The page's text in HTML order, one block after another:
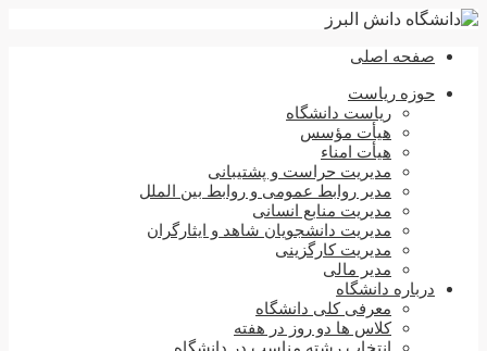
صفحه اصلی
حوزه ریاست
ریاست دانشگاه
هیأت مؤسس
هیأت امناء
مدیریت حراست و پشتیبانی
مدیر روابط عمومی و روابط بین الملل
مدیریت منابع انسانی
مدیریت دانشجویان شاهد و ایثارگران
مدیریت کارگزینی
مدیر مالی
درباره دانشگاه
معرفی کلی دانشگاه
کلاس ها دو روز در هفته